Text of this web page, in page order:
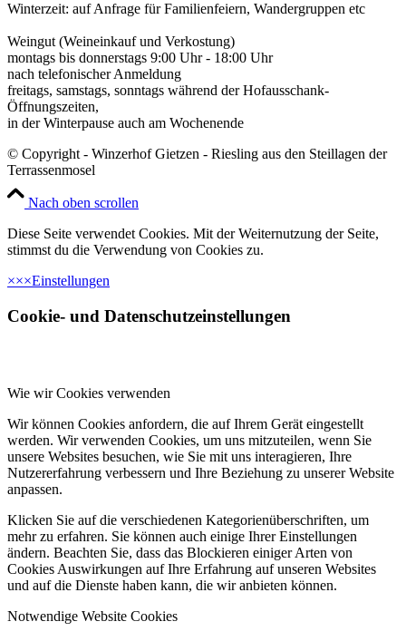
Winterzeit: auf Anfrage für Familienfeiern, Wandergruppen etc
Weingut (Weineinkauf und Verkostung)
montags bis donnerstags 9:00 Uhr - 18:00 Uhr
nach telefonischer Anmeldung
freitags, samstags, sonntags während der Hofausschank-
Öffnungszeiten,
in der Winterpause auch am Wochenende
© Copyright - Winzerhof Gietzen - Riesling aus den Steillagen der
Terrassenmosel
Nach oben scrollen
Diese Seite verwendet Cookies. Mit der Weiternutzung der Seite,
stimmst du die Verwendung von Cookies zu.
×××Einstellungen
Cookie- und Datenschutzeinstellungen
Wie wir Cookies verwenden
Wir können Cookies anfordern, die auf Ihrem Gerät eingestellt
werden. Wir verwenden Cookies, um uns mitzuteilen, wenn Sie
unsere Websites besuchen, wie Sie mit uns interagieren, Ihre
Nutzererfahrung verbessern und Ihre Beziehung zu unserer Website
anpassen.
Klicken Sie auf die verschiedenen Kategorienüberschriften, um
mehr zu erfahren. Sie können auch einige Ihrer Einstellungen
ändern. Beachten Sie, dass das Blockieren einiger Arten von
Cookies Auswirkungen auf Ihre Erfahrung auf unseren Websites
und auf die Dienste haben kann, die wir anbieten können.
Notwendige Website Cookies